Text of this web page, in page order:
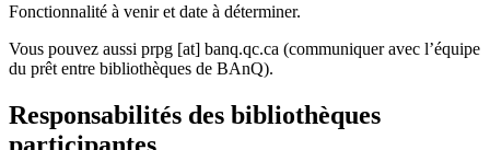
Fonctionnalité à venir et date à déterminer.
Vous pouvez aussi prpg [at] banq.qc.ca (communiquer avec l’équipe
du prêt entre bibliothèques de BAnQ).
Responsabilités des bibliothèques